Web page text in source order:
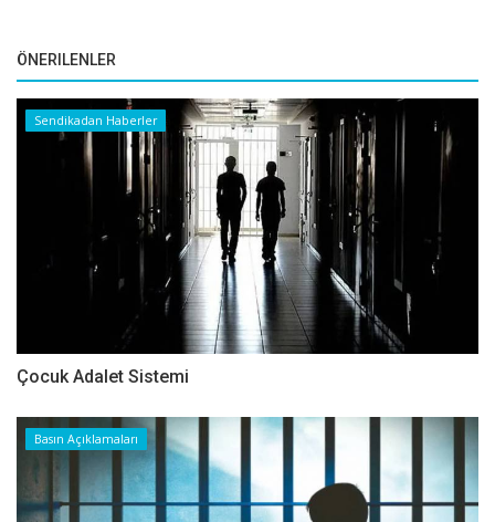
ÖNERILENLER
Sendikadan Haberler
Çocuk Adalet Sistemi
Basın Açıklamaları